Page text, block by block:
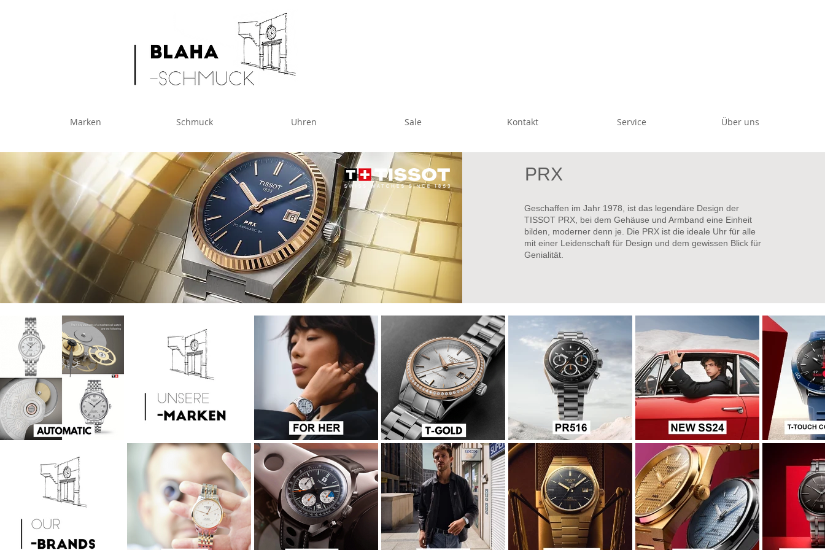
Marken Schmuck Uhren Sale Kontakt Service Über uns
PRX
Geschaffen im Jahr 1978, ist das legendäre Design der
TISSOT PRX, bei dem Gehäuse und Armband eine Einheit
bilden, moderner denn je. Die PRX ist die ideale Uhr für alle
mit einer Leidenschaft für Design und dem gewissen Blick für
Genialität.